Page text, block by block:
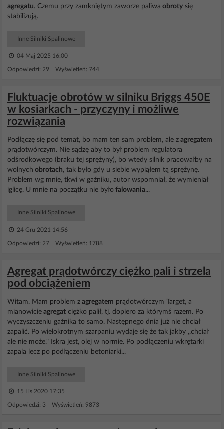
agregatu. Czemu przy zamkniętym zaworze paliwa obroty się
stabilizują.
Inne Silniki Spalinowe
04 Maj 2025 16:00
Odpowiedzi: 29 Wyświetleń: 744
Fluktuacje obrotów w silniku Briggs 450E
w kosiarkach - przyczyny i możliwe
rozwiązania
Podłączę się pod temat, bo mam ten sam problem, ale z agregatem
prądotwórczym. Nie sądzę aby to był problem regulatora
odśrodkowego (braku tej sprężyny), bo wtedy silnik pracowałby na
wolnych obrotach, tak było gdy u siebie wypiąłem tą sprężynę.
Problem wg mnie, tkwi w gaźniku, autor wspomniał, że wymieniał
iglicę. U mnie na początku nie było falowania...
Inne Silniki Spalinowe
24 Gru 2021 14:56
Odpowiedzi: 27 Wyświetleń: 1788
Agregat prądotwórczy ciężko pali i strzela
pod obciążeniem
Witam. Mam problem z agregatem prądotwórczym Target, a
mianowicie agregat ciężko palił, tj. dopiero za którymś razem. Po
wyczyszczeniu gaźnika to samo. Następnego dnia już nie chciał
zapalić. Po wielokrotnym szarpaniu wydaje się że tak jakby ,,chciał
ale nie może." Iskra jest, olej w normie. Po podłączeniu wkrętarki
zapala lecz po podłączeniu betoniarki...
Inne Silniki Spalinowe
15 Lis 2020 17:35
Odpowiedzi: 3 Wyświetleń: 9873